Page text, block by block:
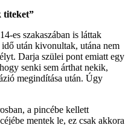
titeket”
es szakaszában is láttak
után kivonultak, utána nem
Darja szülei pont emiatt egy
senki sem árthat nekik,
megindítása után. Úgy
a pincébe kellett
mentek le, ez csak akkora